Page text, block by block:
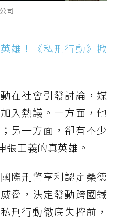
司
雄！《私刑行動》掀
在社會引發討論，媒
入熱議。一方面，他
另一方面，卻有不少
張正義的真英雄。
際刑警亨利認定桑德
脅，決定發動跨國鐵
刑行動徹底失控前，